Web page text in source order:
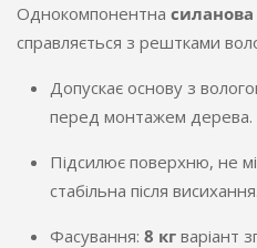
Однокомпонентна силанова
справляється з рештками
Допускає основу з
перед монтажем дерева.
Підсилює поверхню, не
стабільна після висихання.
Фасування: 8 кгваріант